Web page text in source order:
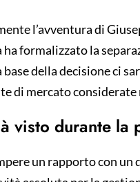
l’avventura di
formalizzato la
della decisione ci
di mercato
visto durante la
un rapporto con